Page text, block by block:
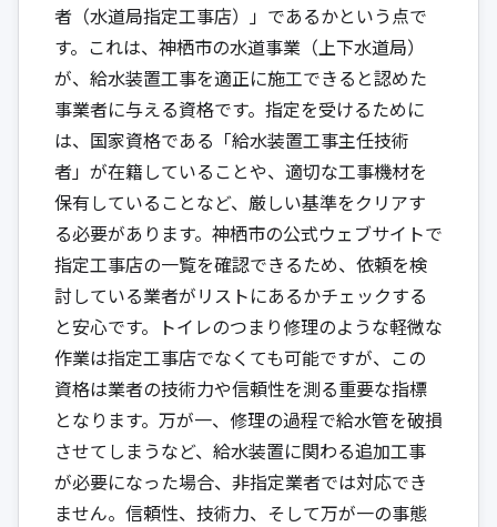
者（水道局指定工事店）」であるかという点で
す。これは、神栖市の水道事業（上下水道局）
が、給水装置工事を適正に施工できると認めた
事業者に与える資格です。指定を受けるために
は、国家資格である「給水装置工事主任技術
者」が在籍していることや、適切な工事機材を
保有していることなど、厳しい基準をクリアす
る必要があります。神栖市の公式ウェブサイトで
指定工事店の一覧を確認できるため、依頼を検
討している業者がリストにあるかチェックする
と安心です。トイレのつまり修理のような軽微な
作業は指定工事店でなくても可能ですが、この
資格は業者の技術力や信頼性を測る重要な指標
となります。万が一、修理の過程で給水管を破損
させてしまうなど、給水装置に関わる追加工事
が必要になった場合、非指定業者では対応でき
ません。信頼性、技術力、そして万が一の事態